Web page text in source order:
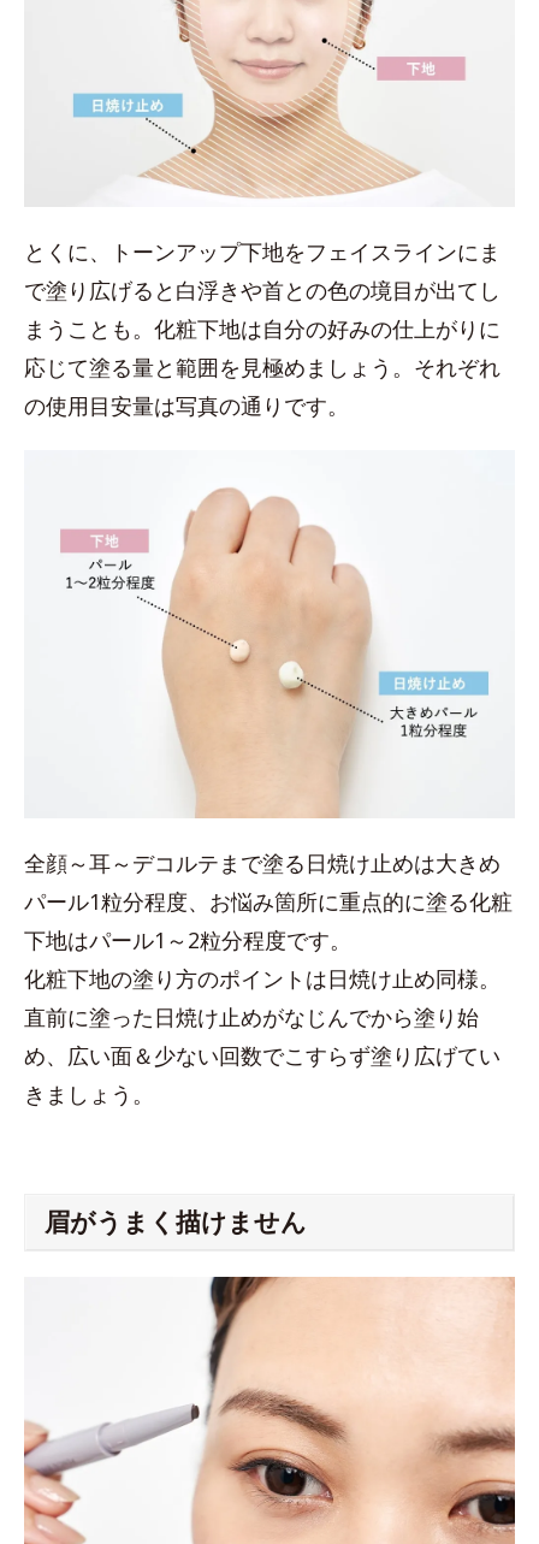
とくに、トーンアップ下地をフェイスラインにま
で塗り広げると白浮きや首との色の境目が出てし
まうことも。化粧下地は自分の好みの仕上がりに
応じて塗る量と範囲を見極めましょう。それぞれ
の使用目安量は写真の通りです。
全顔～耳～デコルテまで塗る日焼け止めは大きめ
パール1粒分程度、お悩み箇所に重点的に塗る化粧
下地はパール1～2粒分程度です。
化粧下地の塗り方のポイントは日焼け止め同様。
直前に塗った日焼け止めがなじんでから塗り始
め、広い面＆少ない回数でこすらず塗り広げてい
きましょう。
眉がうまく描けません